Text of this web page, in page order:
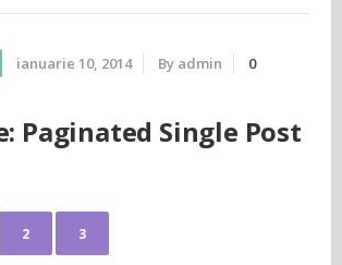
ianuarie 10, 2014 By admin
0
Paginated Single Post
2 3